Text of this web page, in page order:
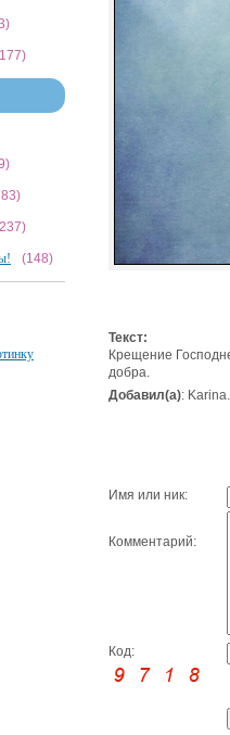
(148)
Текст:
Крещение
добра.
Добавил(а):
Имя или ник:
Комментарий:
Код: